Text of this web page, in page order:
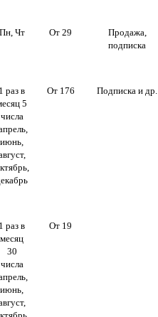
Пн, Чт От 29
Продажа,
подписка
1 раз в
5
числа
июнь,
От 176 Подписка и др.
1 раз в
месяц
30
числа
июнь,
От 19